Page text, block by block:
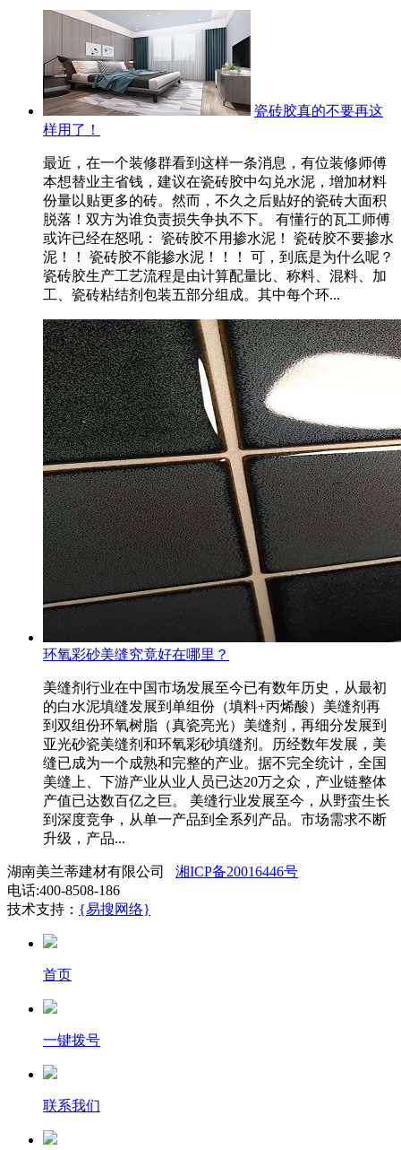
瓷砖胶真的不要再这
样用了！
最近，在一个装修群看到这样一条消息，有位装修师傅
本想替业主省钱，建议在瓷砖胶中勾兑水泥，增加材料
份量以贴更多的砖。然而，不久之后贴好的瓷砖大面积
脱落！双方为谁负责损失争执不下。 有懂行的瓦工师傅
或许已经在怒吼： 瓷砖胶不用掺水泥！ 瓷砖胶不要掺水
泥！！ 瓷砖胶不能掺水泥！！！ 可，到底是为什么呢？
瓷砖胶生产工艺流程是由计算配量比、称料、混料、加
工、瓷砖粘结剂包装五部分组成。其中每个环...
环氧彩砂美缝究竟好在哪里？
美缝剂行业在中国市场发展至今已有数年历史，从最初
的白水泥填缝发展到单组份（填料+丙烯酸）美缝剂再
到双组份环氧树脂（真瓷亮光）美缝剂，再细分发展到
亚光砂瓷美缝剂和环氧彩砂填缝剂。历经数年发展，美
缝已成为一个成熟和完整的产业。据不完全统计，全国
美缝上、下游产业从业人员已达20万之众，产业链整体
产值已达数百亿之巨。 美缝行业发展至今，从野蛮生长
到深度竞争，从单一产品到全系列产品。市场需求不断
升级，产品...
湖南美兰蒂建材有限公司 湘ICP备20016446号
电话:400-8508-186
技术支持： {易搜网络}
首页
一键拨号
联系我们